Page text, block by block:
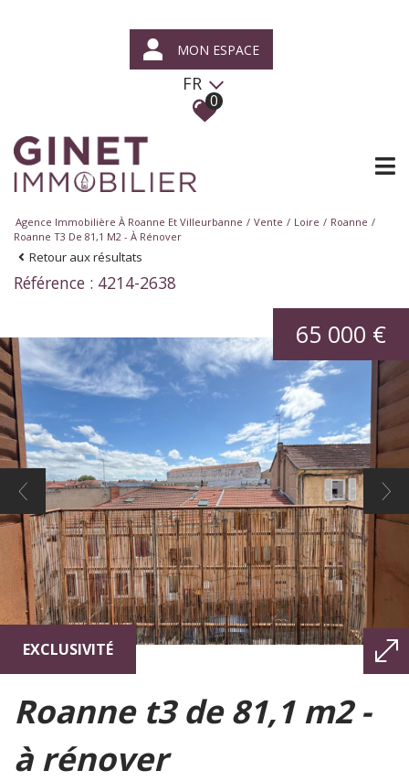
MON ESPACE
FR
0
Agence Immobilière À Roanne Et Villeurbanne Vente Loire
Roanne
Roanne T3 De 81,1 M2 - À Rénover
Retour aux résultats
Référence : 4214-2638
EXCLUSIVITÉ
65 000 €
roanne t3 de 81,1 m2 -
à rénover